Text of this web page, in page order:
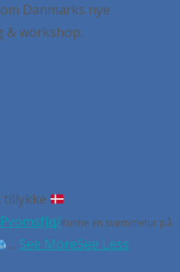
Danmarks nye
& workshop.
Kunne en svømmetur på
... See MoreSee Less